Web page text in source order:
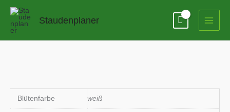
Zum
springen
Staudenplaner
Blütenfarbe weiß